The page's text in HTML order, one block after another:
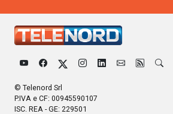
© Telenord Srl
P.IVA e CF: 00945590107
ISC. REA - GE: 229501